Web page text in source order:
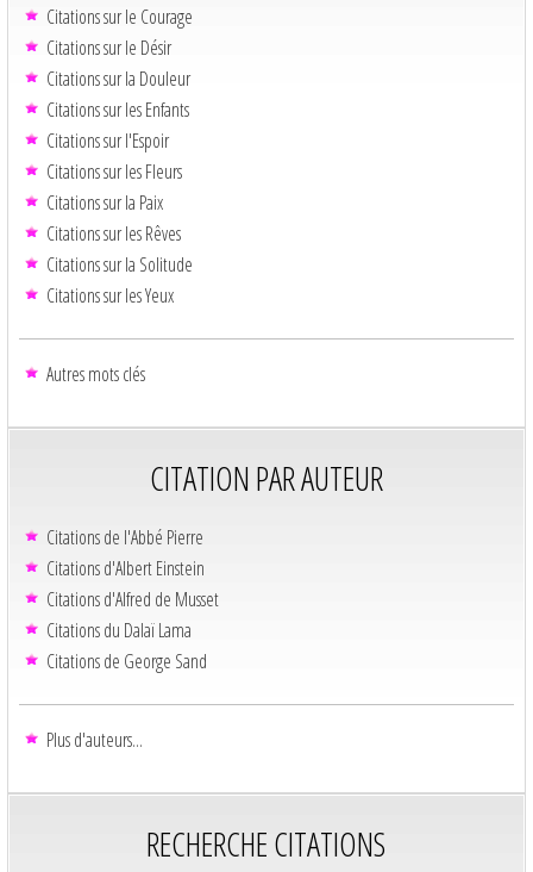
Citations sur le Courage
Citations sur le Désir
Citations sur la Douleur
Citations sur les Enfants
Citations sur l'Espoir
Citations sur les Fleurs
Citations sur la Paix
Citations sur les Rêves
Citations sur la Solitude
Citations sur les Yeux
Autres mots clés
CITATION PAR AUTEUR
Citations de l'Abbé Pierre
Citations d'Albert Einstein
Citations d'Alfred de Musset
Citations du Dalaï Lama
Citations de George Sand
Plus d'auteurs...
RECHERCHE CITATIONS